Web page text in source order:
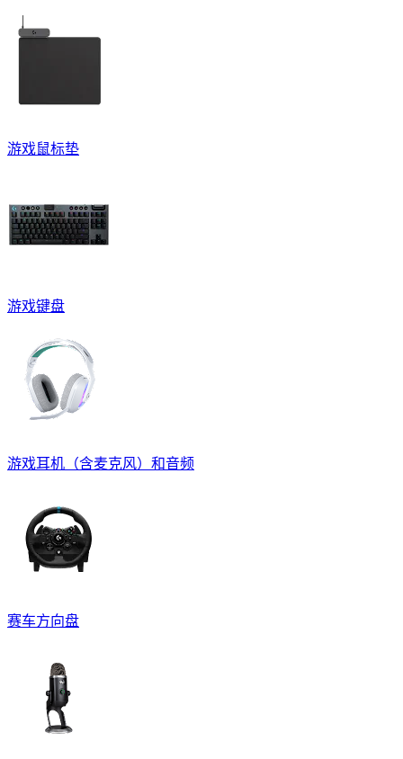
游戏鼠标垫
游戏键盘
游戏耳机（含麦克风）和音频
赛车方向盘